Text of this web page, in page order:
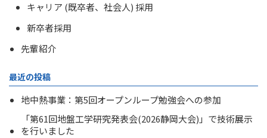
キャリア (既卒者、社会人) 採用
新卒者採用
先輩紹介
最近の投稿
地中熱事業：第5回オープンループ勉強会への参加
「第61回地盤工学研究発表会(2026静岡大会)」で技術展示
を行いました